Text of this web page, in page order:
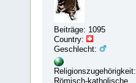
Beiträge: 1095
Country:
Geschlecht:
Religionszugehörigkeit:
Römisch-katholische